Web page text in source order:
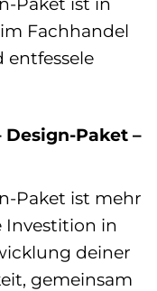
Fachhandel
entfessele
Design-Paket –
Paket ist mehr
Investition in
deiner
gemeinsam